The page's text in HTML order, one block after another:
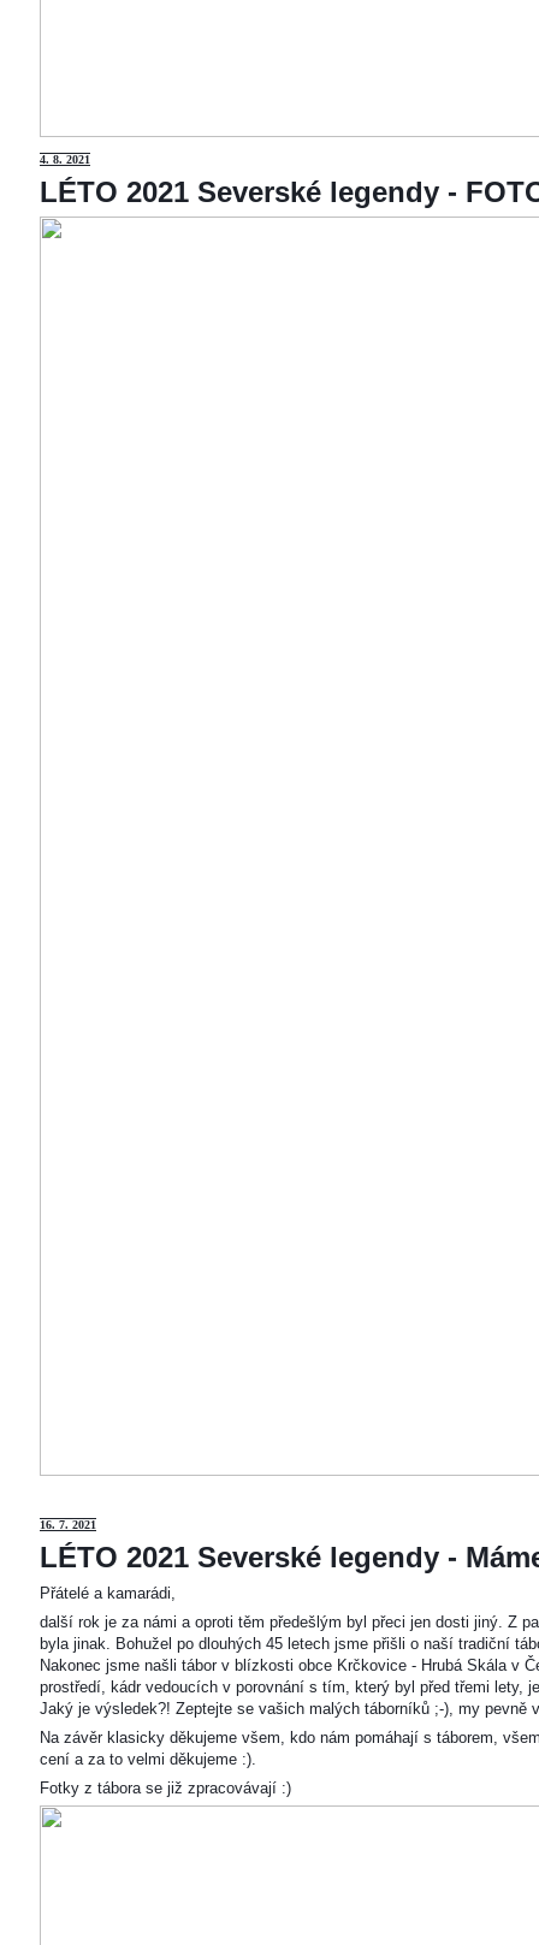
4. 8. 2021
LÉTO 2021 Severské legendy -
16. 7. 2021
LÉTO 2021 Severské legendy -
Přátelé a kamarádi,
další rok je za námi a oproti těm předešlým byl přeci jen dosti jiný. Z
byla jinak. Bohužel po dlouhých 45 letech jsme přišli o naší tradiční
Nakonec jsme našli tábor v blízkosti obce Krčkovice - Hrubá Skála v
prostředí, kádr vedoucích v porovnání s tím, který byl před třemi lety,
Jaký je výsledek?! Zeptejte se vašich malých táborníků ;-), my pevně
Na závěr klasicky děkujeme všem, kdo nám pomáhají s táborem,
cení a za to velmi děkujeme :).
Fotky z tábora se již zpracovávají :)